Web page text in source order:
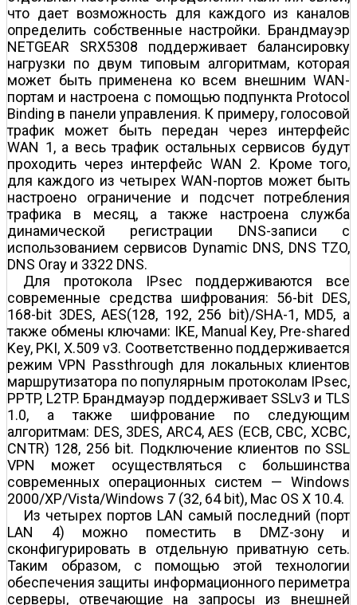
что дает возможность для каждого из каналов
определить собственные настройки. Брандмауэр
NETGEAR SRX5308 поддерживает балансировку
нагрузки по двум типовым алгоритмам, которая
может быть применена ко всем внешним WAN-
портам и настроена с помощью подпункта Protocol
Binding в панели управления. К примеру, голосовой
трафик может быть передан через интерфейс
WAN 1, а весь трафик остальных сервисов будут
проходить через интерфейс WAN 2. Кроме того,
для каждого из четырех WAN-портов может быть
настроено ограничение и подсчет потребления
трафика в месяц, а также настроена служба
динамической регистрации DNS-записи с
использованием сервисов Dynamic DNS, DNS TZO,
DNS Oray и 3322 DNS.
Для протокола IPsec поддерживаются все
современные средства шифрования: 56-bit DES,
168-bit 3DES, AES(128, 192, 256 bit)/SHA-1, MD5, а
также обмены ключами: IKE, Manual Key, Pre-shared
Key, PKI, X.509 v3. Соответственно поддерживается
режим VPN Passthrough для локальных клиентов
маршрутизатора по популярным протоколам IPsec,
PPTP, L2TP. Брандмауэр поддерживает SSLv3 и TLS
1.0, а также шифрование по следующим
алгоритмам: DES, 3DES, ARC4, AES (ECB, CBC, XCBC,
CNTR) 128, 256 bit. Подключение клиентов по SSL
VPN может осуществляться с большинства
современных операционных систем — Windows
2000/XP/Vista/Windows 7 (32, 64 bit), Mac OS X 10.4.
Из четырех портов LAN самый последний (порт
LAN 4) можно поместить в DMZ-зону и
сконфигурировать в отдельную приватную сеть.
Таким образом, с помощью этой технологии
обеспечения защиты информационного периметра
серверы, отвечающие на запросы из внешней